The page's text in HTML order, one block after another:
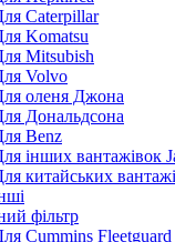
Caterpillar
Komatsu
Mitsubish
Volvo
оленя Джона
Дональдсона
Benz
інших вантажівок
китайських
фільтр
Cummins Fleetguard